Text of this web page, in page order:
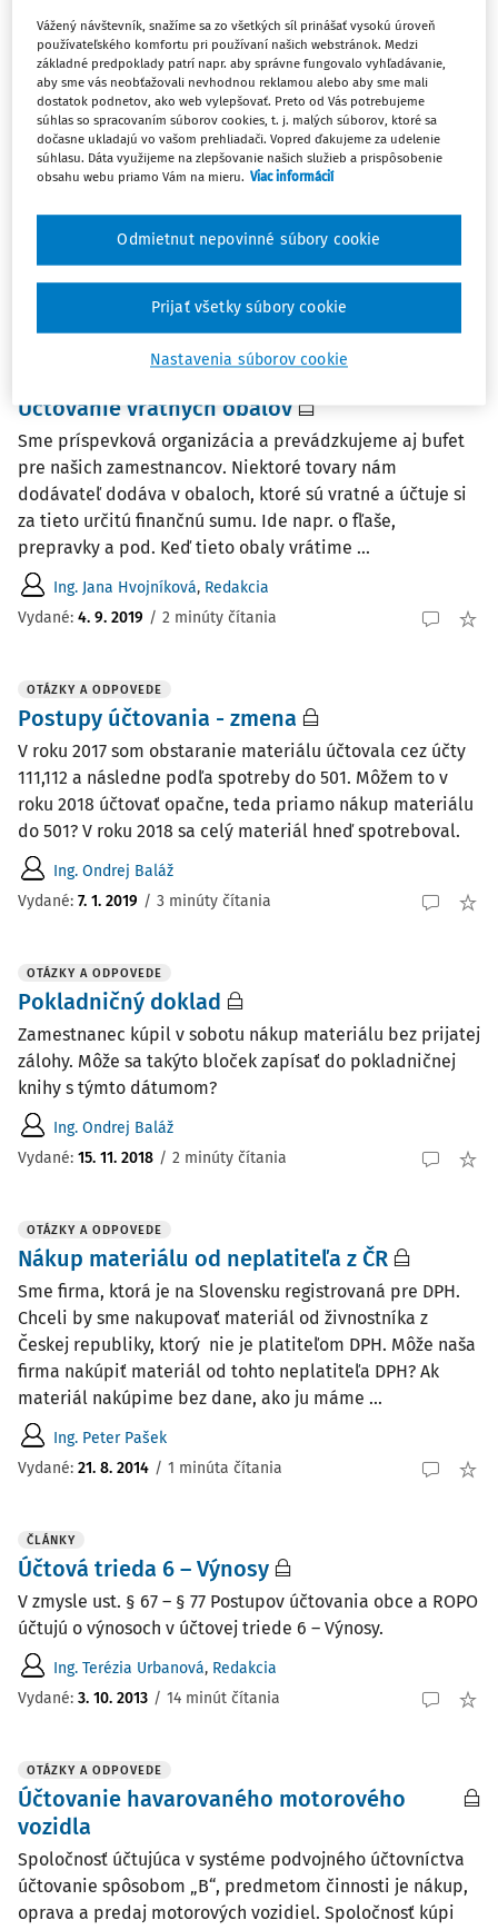
Vydané:20. 5. 2021 / 1 minúta čítania
ČLÁNKY
Nákup materiálu na rekvizity a výroba
rekvizít dodávateľským spôsobom
Akým spôsobom máme zaúčtovať faktúru a jej úhradu za
nákup materiálu na rekvizity a výrobu rekvizít v obci?
/ 1 minúta čítania
Účtovanie vratných obalov
Sme príspevková organizácia a prevádzkujeme aj bufet
pre našich zamestnancov. Niektoré tovary nám
dodávateľ dodáva v obaloch, ktoré sú vratné a účtuje si
za tieto určitú finančnú sumu. Ide napr. o fľaše,
prepravky a pod. Keď tieto obaly vrátime ...
Ing. Jana Hvojníková, Redakcia
Vydané: 4. 9. 2019 / 2 minúty čítania
OTÁZKY A ODPOVEDE
Postupy účtovania - zmena
V roku 2017 som obstaranie materiálu účtovala cez účty
111,112 a následne podľa spotreby do 501. Môžem to v
roku 2018 účtovať opačne, teda priamo nákup materiálu
do 501? V roku 2018 sa celý materiál hneď spotreboval.
Ing. Ondrej Baláž
Vydané: 7. 1. 2019 / 3 minúty čítania
OTÁZKY A ODPOVEDE
Pokladničný doklad
Zamestnanec kúpil v sobotu nákup materiálu bez prijatej
zálohy. Môže sa takýto bloček zapísať do pokladničnej
knihy s týmto dátumom?
Ing. Ondrej Baláž
Vydané: 15. 11. 2018 / 2 minúty čítania
OTÁZKY A ODPOVEDE
Nákup materiálu od neplatiteľa z ČR
Sme firma, ktorá je na Slovensku registrovaná pre DPH.
Chceli by sme nakupovať materiál od živnostníka z
Českej republiky, ktorý nie je platiteľom DPH. Môže naša
firma nakúpiť materiál od tohto neplatiteľa DPH? Ak
materiál nakúpime bez dane, ako ju máme ...
Ing. Peter Pašek
Vydané: 21. 8. 2014 / 1 minúta čítania
ČLÁNKY
Účtová trieda 6 – Výnosy
V zmysle ust. § 67 – § 77 Postupov účtovania obce a ROPO
účtujú o výnosoch v účtovej triede 6 – Výnosy.
Ing. Terézia Urbanová, Redakcia
Vydané: 3. 10. 2013 / 14 minút čítania
OTÁZKY A ODPOVEDE
Účtovanie havarovaného motorového
vozidla
Spoločnosť účtujúca v systéme podvojného účtovníctva
účtovanie spôsobom „B“, predmetom činnosti je nákup,
oprava a predaj motorových vozidiel. Spoločnosť kúpi
Vážený návštevník, snažíme sa zo všetkých síl prinášať vysokú úroveň
používateľského komfortu pri používaní našich webstránok. Medzi
základné predpoklady patrí napr. aby správne fungovalo vyhľadávanie,
aby sme vás neobťažovali nevhodnou reklamou alebo aby sme mali
dostatok podnetov, ako web vylepšovať. Preto od Vás potrebujeme
súhlas so spracovaním súborov cookies, t. j. malých súborov, ktoré sa
dočasne ukladajú vo vašom prehliadači. Vopred ďakujeme za udelenie
súhlasu. Dáta využijeme na zlepšovanie našich služieb a prispôsobenie
obsahu webu priamo Vám na mieru. Viac informácií
Nastavenia súborov cookie
Odmietnut nepovinné súbory cookie
Prijať všetky súbory cookie